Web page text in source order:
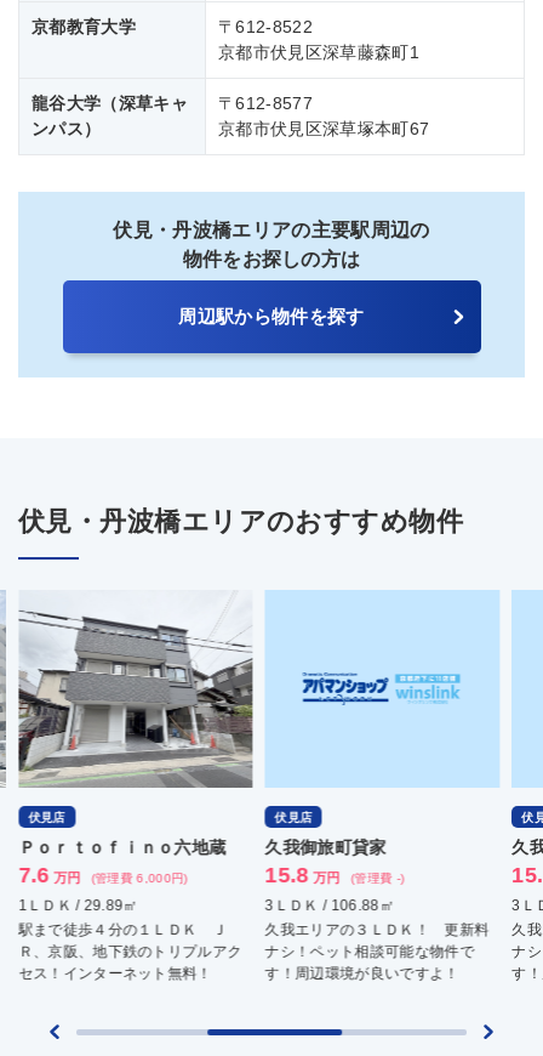
京都教育大学
〒612-8522
京都市伏見区深草藤森町1
龍谷大学（深草キャ
ンパス）
〒612-8577
京都市伏見区深草塚本町67
伏見・丹波橋エリアの主要駅周辺の
物件をお探しの方は
周辺駅から物件を探す
伏見・丹波橋エリアのおすすめ物件
伏見店
久我御旅町貸家
15.8 万円 (管理費 -)
3ＬＤＫ / 106.88㎡
久我エリアの３ＬＤＫ！ 更新料
ナシ！ペット相談可能な物件で
す！周辺環境が良いですよ！
伏見店
久我御旅町貸家
15.2 万円 (管理費 -)
3ＬＤＫ / 104.08㎡
久我エリアの３ＬＤＫ！ 更新料
ナシ！ペット相談可能な物件で
す！周辺環境が良いですよ！
伏
ソ
8.2
1Ｄ
駅
京
イ